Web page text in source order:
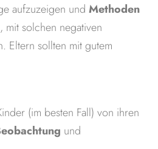
aufzuzeigen und Methoden
solchen negativen
Eltern sollten mit gutem
(im besten Fall) von ihren
und